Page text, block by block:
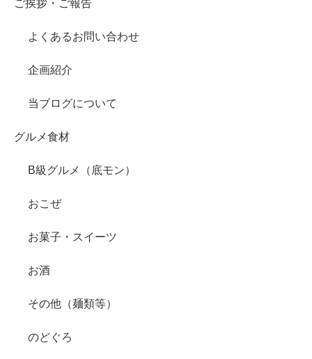
ご挨拶・ご報告
よくあるお問い合わせ
企画紹介
当ブログについて
グルメ食材
B級グルメ（底モン）
おこぜ
お菓子・スイーツ
お酒
その他（麺類等）
のどぐろ